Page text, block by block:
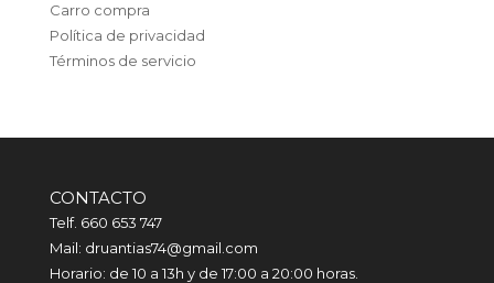
Carro compra
Política de privacidad
Términos de servicio
CONTACTO
Telf. 660 653 747
Mail: druantias74@gmail.com
Horario: de 10 a 13h y de 17:00 a 20:00 horas.